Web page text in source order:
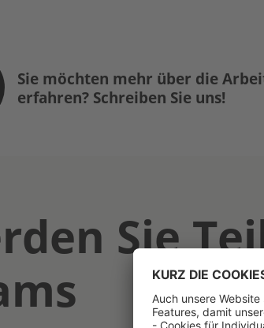
Sie möchten mehr über die
erfahren? Schreiben Sie uns!
Sie